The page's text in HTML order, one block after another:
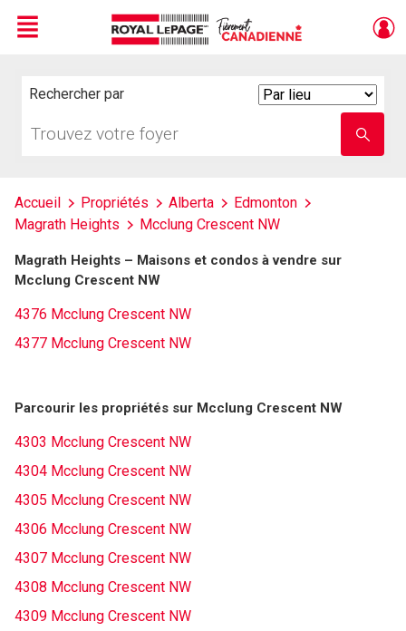
Menu
Rechercher par
votre
nom
Accueil Propriétés Alberta
Edmonton
Magrath Heights
Mcclung Crescent NW
Magrath Heights – Maisons et condos à vendre sur
Mcclung Crescent NW
4376 Mcclung Crescent NW
4377 Mcclung Crescent NW
Parcourir les propriétés sur Mcclung Crescent NW
4303 Mcclung Crescent NW
4304 Mcclung Crescent NW
4305 Mcclung Crescent NW
4306 Mcclung Crescent NW
4307 Mcclung Crescent NW
4308 Mcclung Crescent NW
4309 Mcclung Crescent NW